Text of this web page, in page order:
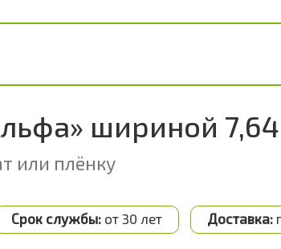
шириной
или плёнку
Срок службы: от 30 лет Доставка: